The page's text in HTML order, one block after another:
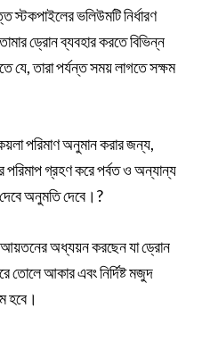
ভলিউমটি নির্ধারণ
ড্রোন ব্যবহার করতে বিভিন্ন
যে, তারা পর্যন্ত সময় লাগতে সক্ষম
পরিমাণ অনুমান করার জন্য,
গ্রহণ করে পর্বত ও অন্যান্য
অনুমতি দেবে।?
আয়তনের অধ্যয়ন করছেন যা ড্রোন
তোলে আকার এবং নির্দিষ্ট মজুদ
হবে।